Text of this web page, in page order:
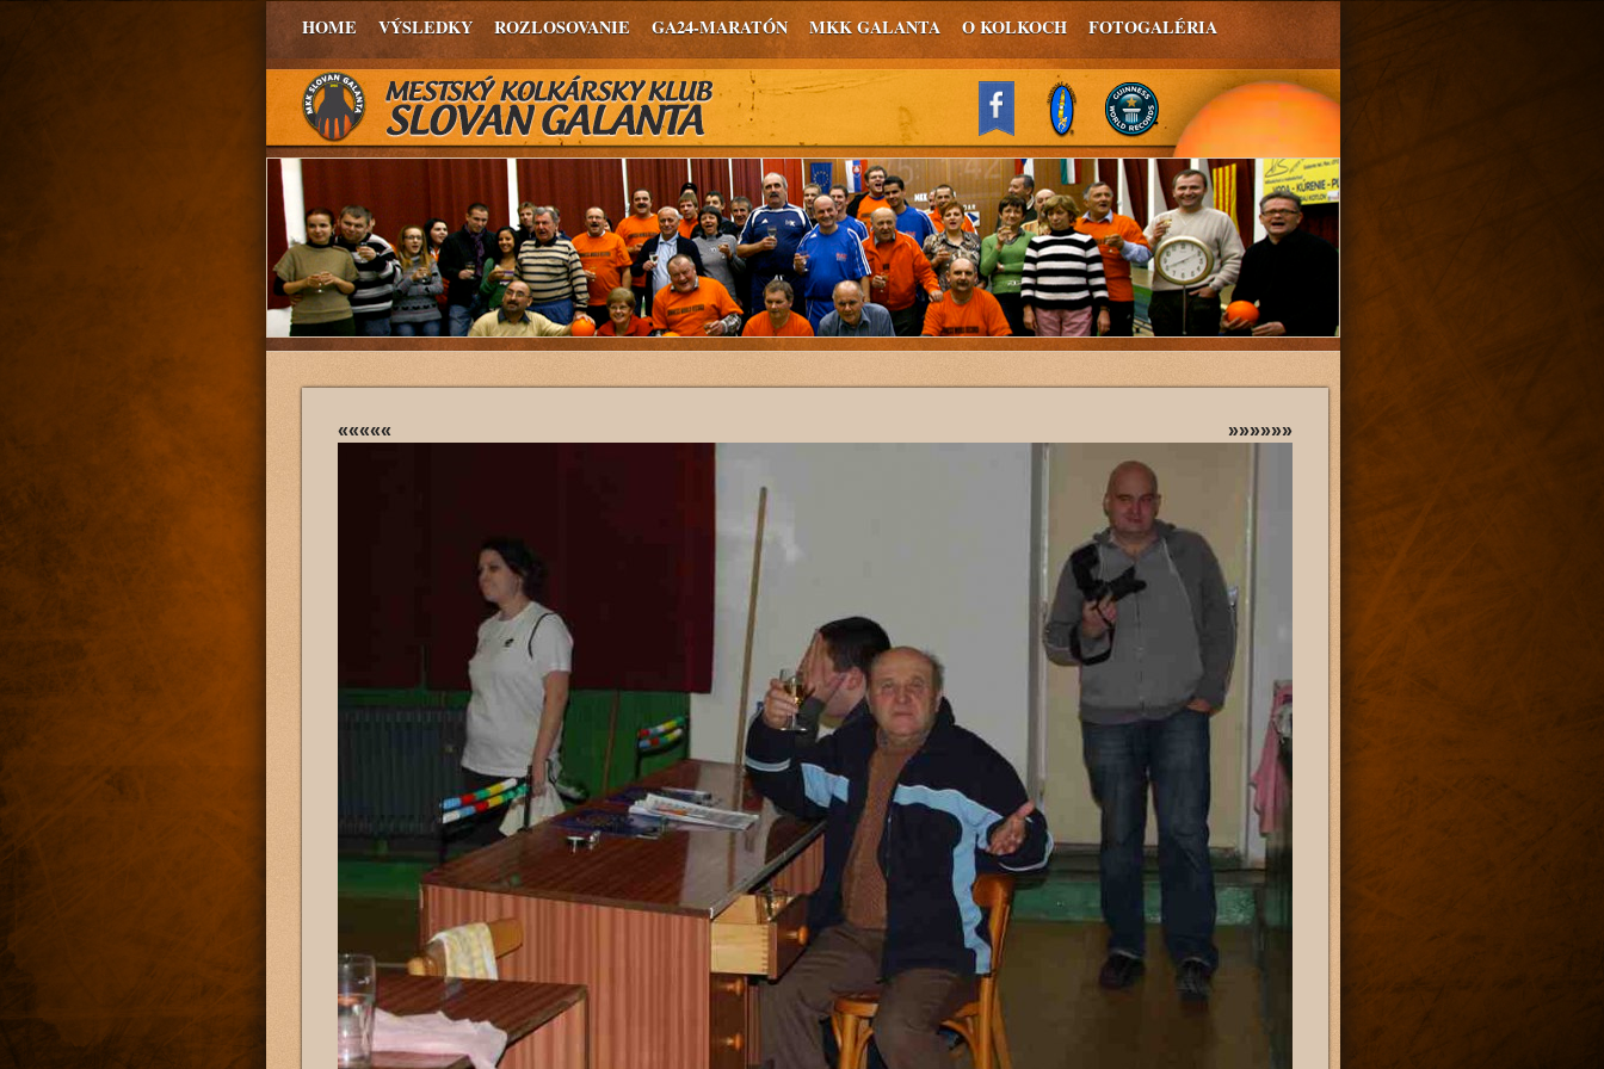
HOME VÝSLEDKY ROZLOSOVANIE GA24-MARATÓN MKK GALANTA O KOLKOCH FOTOGALÉRIA
««««« »»»»»»